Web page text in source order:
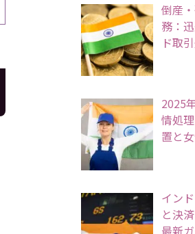
倒産
務：
ド取
2025
情処
置と
イン
と決